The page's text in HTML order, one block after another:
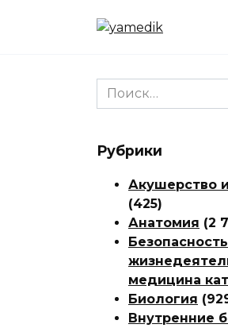
Search
for:
Рубрики
Акушерство
(425)
Анатомия (2
Безопасность
медицина
Биология
Внутренние